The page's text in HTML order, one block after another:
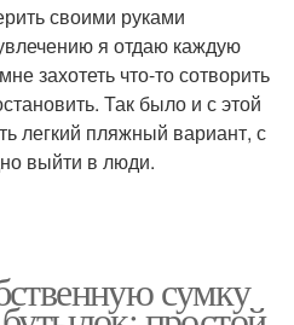
своими руками
я отдаю каждую
захотеть что-то сотворить
Так было и с этой
легкий пляжный вариант, с
выйти в люди.
сумку